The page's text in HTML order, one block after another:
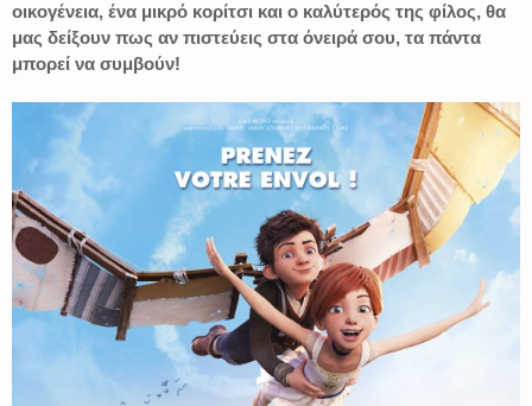
οικογένεια, ένα μικρό κορίτσι και ο καλύτερός της φίλος, θα
μας δείξουν πως αν πιστεύεις στα όνειρά σου, τα πάντα
μπορεί να συμβούν!